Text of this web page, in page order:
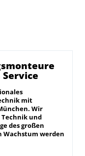
mit
Wir
und
des großen
Wachstum werden